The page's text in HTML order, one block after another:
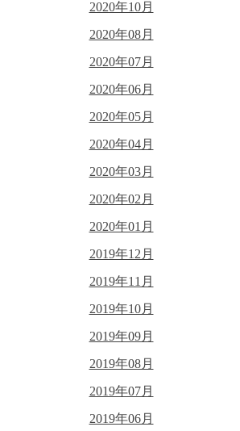
2020年10月
2020年08月
2020年07月
2020年06月
2020年05月
2020年04月
2020年03月
2020年02月
2020年01月
2019年12月
2019年11月
2019年10月
2019年09月
2019年08月
2019年07月
2019年06月